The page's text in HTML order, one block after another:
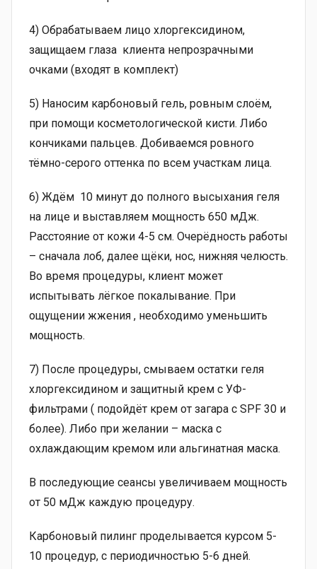
4) Обрабатываем лицо хлоргексидином,
защищаем глаза клиента непрозрачными
очками (входят в комплект)
5) Наносим карбоновый гель, ровным слоём,
при помощи косметологической кисти. Либо
кончиками пальцев. Добиваемся ровного
тёмно-серого оттенка по всем участкам лица.
6) Ждём 10 минут до полного высыхания геля
на лице и выставляем мощность 650 мДж.
Расстояние от кожи 4-5 см. Очерёдность работы
– сначала лоб, далее щёки, нос, нижняя челюсть.
Во время процедуры, клиент может
испытывать лёгкое покалывание. При
ощущении жжения , необходимо уменьшить
мощность.
7) После процедуры, смываем остатки геля
хлоргексидином и защитный крем с УФ-
фильтрами ( подойдёт крем от загара с SPF 30 и
более). Либо при желании – маска с
охлаждающим кремом или альгинатная маска.
В последующие сеансы увеличиваем мощность
от 50 мДж каждую процедуру.
Карбоновый пилинг проделывается курсом 5-
10 процедур, с периодичностью 5-6 дней.